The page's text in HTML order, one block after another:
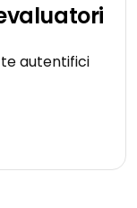
autentifici